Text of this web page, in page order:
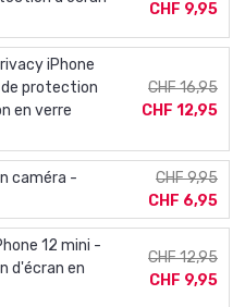
CHF 9,95
iPhone
de protection
en verre
CHF 16,95
CHF 12,95
caméra -
CHF 9,95
CHF 6,95
12 mini -
d'écran en
CHF 12,95
CHF 9,95